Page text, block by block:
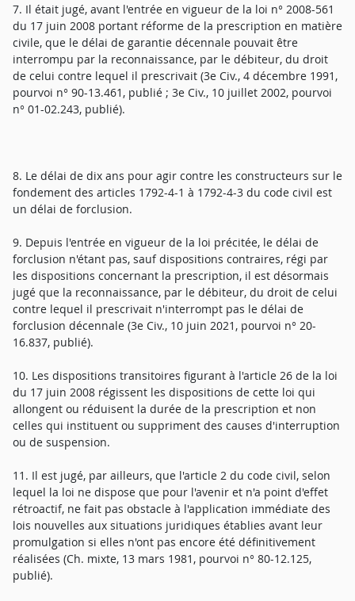
7. Il était jugé, avant l'entrée en vigueur de la loi n° 2008-561
du 17 juin 2008 portant réforme de la prescription en matière
civile, que le délai de garantie décennale pouvait être
interrompu par la reconnaissance, par le débiteur, du droit
de celui contre lequel il prescrivait (3e Civ., 4 décembre 1991,
pourvoi n° 90-13.461, publié ; 3e Civ., 10 juillet 2002, pourvoi
n° 01-02.243, publié).
8. Le délai de dix ans pour agir contre les constructeurs sur le
fondement des articles 1792-4-1 à 1792-4-3 du code civil est
un délai de forclusion.
9. Depuis l'entrée en vigueur de la loi précitée, le délai de
forclusion n'étant pas, sauf dispositions contraires, régi par
les dispositions concernant la prescription, il est désormais
jugé que la reconnaissance, par le débiteur, du droit de celui
contre lequel il prescrivait n'interrompt pas le délai de
forclusion décennale (3e Civ., 10 juin 2021, pourvoi n° 20-
16.837, publié).
10. Les dispositions transitoires figurant à l'article 26 de la loi
du 17 juin 2008 régissent les dispositions de cette loi qui
allongent ou réduisent la durée de la prescription et non
celles qui instituent ou suppriment des causes d'interruption
ou de suspension.
11. Il est jugé, par ailleurs, que l'article 2 du code civil, selon
lequel la loi ne dispose que pour l'avenir et n'a point d'effet
rétroactif, ne fait pas obstacle à l'application immédiate des
lois nouvelles aux situations juridiques établies avant leur
promulgation si elles n'ont pas encore été définitivement
réalisées (Ch. mixte, 13 mars 1981, pourvoi n° 80-12.125,
publié).